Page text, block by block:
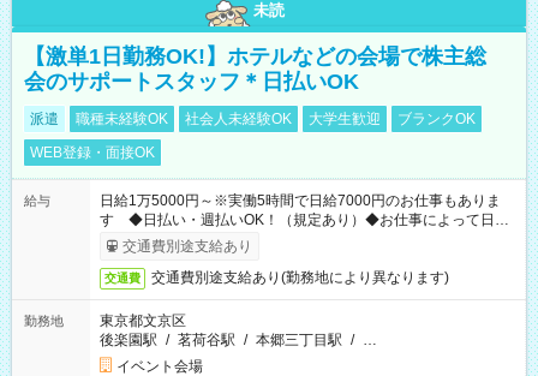
未読
【激単1日勤務OK!】ホテルなどの会場で株主総
会のサポートスタッフ＊日払いOK
派遣 職種未経験OK 社会人未経験OK 大学生歓迎
ブランクOK
WEB登録・面接OK
給与
日給1万5000円～※実働5時間で日給7000円のお仕事もありま
す ◆日払い・週払いOK！（規定あり）◆お仕事によって日給
も異なります
交通費別途支給あり
交通費 交通費別途支給あり(勤務地により異なります)
勤務地
東京都文京区
後楽園駅 / 茗荷谷駅 / 本郷三丁目駅 / …
イベント会場